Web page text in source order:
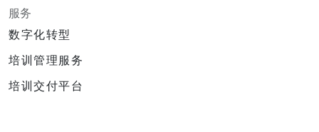
服务
数字化转型
培训管理服务
培训交付平台